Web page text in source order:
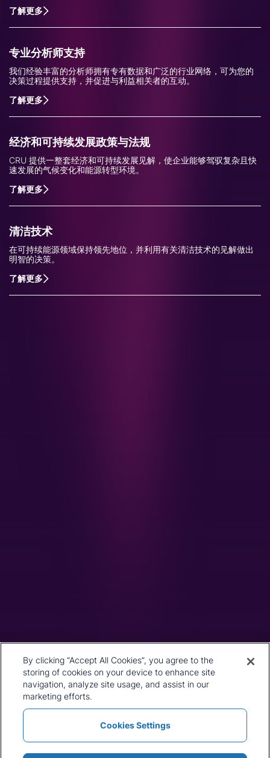
了解更多
专业分析师支持
我们经验丰富的分析师拥有专有数据和广泛的行业网络，可为您的
决策过程提供支持，并促进与利益相关者的互动。
了解更多
经济和可持续发展政策与法规
CRU 提供一整套经济和可持续发展见解，使企业能够驾驭复杂且快
速发展的气候变化和能源转型环境。
了解更多
清洁技术
在可持续能源领域保持领先地位，并利用有关清洁技术的见解做出
明智的决策。
了解更多
领导团队
地址
我们的方法论
工作机会
偏好中心
隐私政策
条款与细则
新闻和媒体
政策与声明
新闻和媒体
条款与细则
Cookie 列表
By clicking “Accept All Cookies”, you agree to the
storing of cookies on your device to enhance site
navigation, analyze site usage, and assist in our
marketing efforts.
Cookies Settings